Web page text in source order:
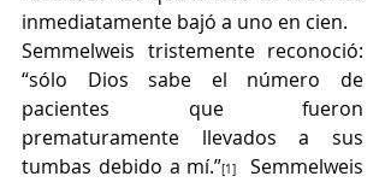
inmediatamente bajó a uno en cien.
Semmelweis tristemente reconoció:
“sólo Dios sabe el número de
pacientes que fueron
prematuramente llevados a sus
tumbas debido a mí.”[1]
  Semmelweis